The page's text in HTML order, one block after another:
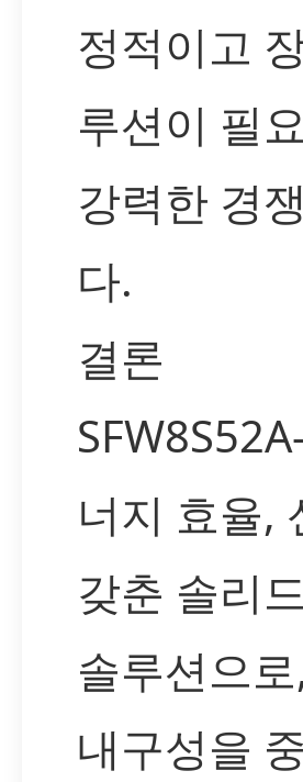
정적이고
루션이 필
강력한 경
다.
결론
너지 효율,
갖춘 솔리
솔루션으
내구성을